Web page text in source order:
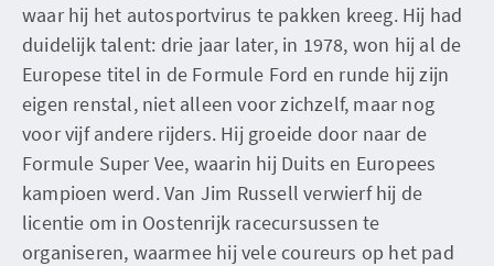
waar hij het autosportvirus te pakken kreeg. Hij had
duidelijk talent: drie jaar later, in 1978, won hij al de
Europese titel in de Formule Ford en runde hij zijn
eigen renstal, niet alleen voor zichzelf, maar nog
voor vijf andere rijders. Hij groeide door naar de
Formule Super Vee, waarin hij Duits en Europees
kampioen werd. Van Jim Russell verwierf hij de
licentie om in Oostenrijk racecursussen te
organiseren, waarmee hij vele coureurs op het pad